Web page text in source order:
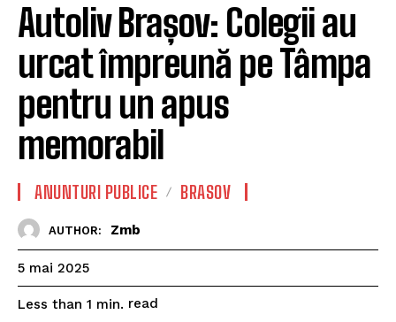
Autoliv Brașov: Colegii au
urcat împreună pe Tâmpa
pentru un apus
memorabil
ANUNTURI PUBLICE BRASOV
AUTHOR: Zmb
5 mai 2025
Less than 1 min. read